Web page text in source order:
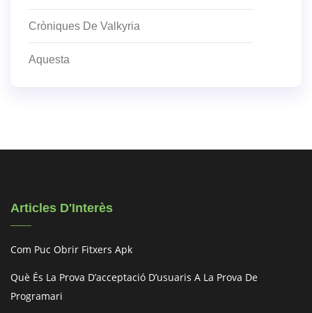
Cròniques De Valkyria
Aquesta
Articles D'Interès
Com Puc Obrir Fitxers Apk
Què És La Prova D’acceptació D’usuaris A La Prova De
Programari